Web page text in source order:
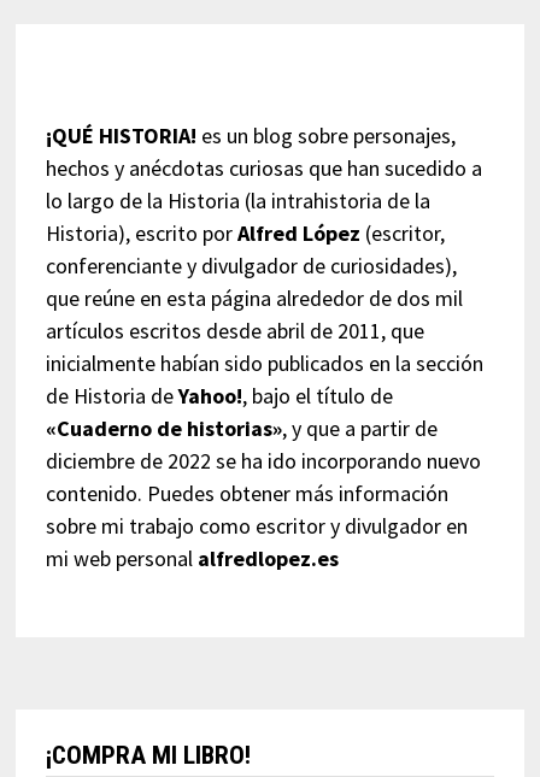
¡QUÉ HISTORIA! es un blog sobre personajes,
hechos y anécdotas curiosas que han sucedido a
lo largo de la Historia (la intrahistoria de la
Historia), escrito porAlfred López (escritor,
conferenciante y divulgador de curiosidades),
que reúne en esta página alrededor de dos mil
artículos escritos desde abril de 2011, que
inicialmente habían sido publicados en la sección
de Historia deYahoo!, bajo el título de
«Cuaderno de historias», y que a partir de
diciembre de 2022 se ha ido incorporando nuevo
contenido. Puedes obtener más información
sobre mi trabajo como escritor y divulgador en
mi web personal alfredlopez.es
¡COMPRA MI LIBRO!